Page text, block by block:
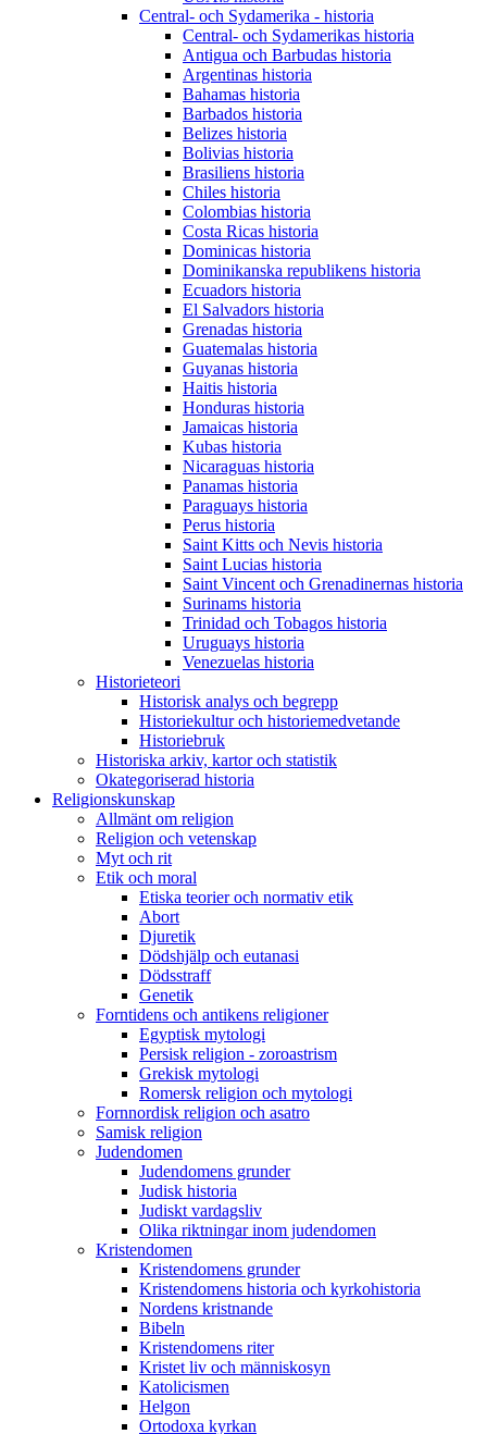
Central- och Sydamerika - historia
Central- och Sydamerikas historia
Antigua och Barbudas historia
Argentinas historia
Bahamas historia
Barbados historia
Belizes historia
Bolivias historia
Brasiliens historia
Chiles historia
Colombias historia
Costa Ricas historia
Dominicas historia
Dominikanska republikens historia
Ecuadors historia
El Salvadors historia
Grenadas historia
Guatemalas historia
Guyanas historia
Haitis historia
Honduras historia
Jamaicas historia
Kubas historia
Nicaraguas historia
Panamas historia
Paraguays historia
Perus historia
Saint Kitts och Nevis historia
Saint Lucias historia
Saint Vincent och Grenadinernas historia
Surinams historia
Trinidad och Tobagos historia
Uruguays historia
Venezuelas historia
Historieteori
Historisk analys och begrepp
Historiekultur och historiemedvetande
Historiebruk
Historiska arkiv, kartor och statistik
Okategoriserad historia
Religionskunskap
Allmänt om religion
Religion och vetenskap
Myt och rit
Etik och moral
Etiska teorier och normativ etik
Abort
Djuretik
Dödshjälp och eutanasi
Dödsstraff
Genetik
Forntidens och antikens religioner
Egyptisk mytologi
Persisk religion - zoroastrism
Grekisk mytologi
Romersk religion och mytologi
Fornnordisk religion och asatro
Samisk religion
Judendomen
Judendomens grunder
Judisk historia
Judiskt vardagsliv
Olika riktningar inom judendomen
Kristendomen
Kristendomens grunder
Kristendomens historia och kyrkohistoria
Nordens kristnande
Bibeln
Kristendomens riter
Kristet liv och människosyn
Katolicismen
Helgon
Ortodoxa kyrkan